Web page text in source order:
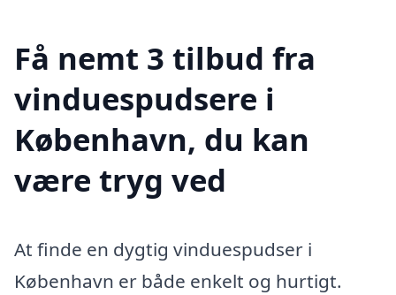
Få nemt 3 tilbud fra
vinduespudsere i
København, du kan
være tryg ved
At finde en dygtig vinduespudser i
København er både enkelt og hurtigt.